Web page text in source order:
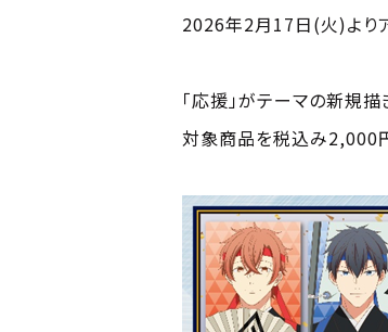
2026年2月17日(火)より
「応援」がテーマの新規
対象商品を税込み2,000